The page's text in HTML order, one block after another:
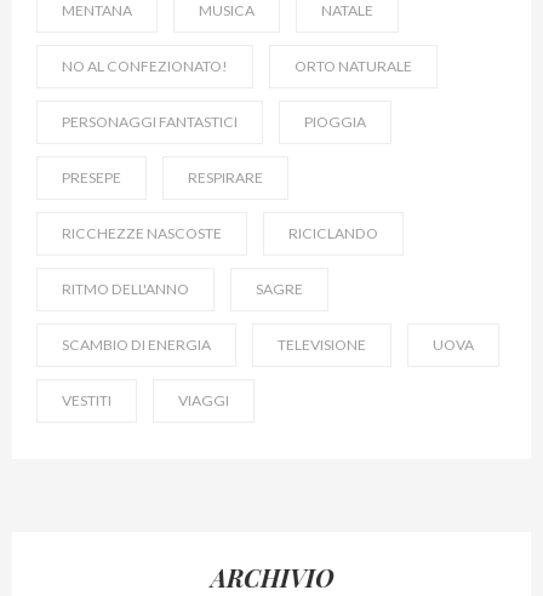
MENTANA MUSICA NATALE
NO AL CONFEZIONATO! ORTO NATURALE
PERSONAGGI FANTASTICI PIOGGIA
PRESEPE RESPIRARE
RICCHEZZE NASCOSTE RICICLANDO
RITMO DELL'ANNO SAGRE
SCAMBIO DI ENERGIA TELEVISIONE UOVA
VESTITI VIAGGI
ARCHIVIO